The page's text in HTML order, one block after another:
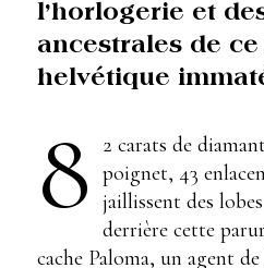
l’horlogerie et
ancestrales de
helvétique
8
2 carats de
poignet, 43
jaillissent des
derrière cette
cache Paloma, un agent